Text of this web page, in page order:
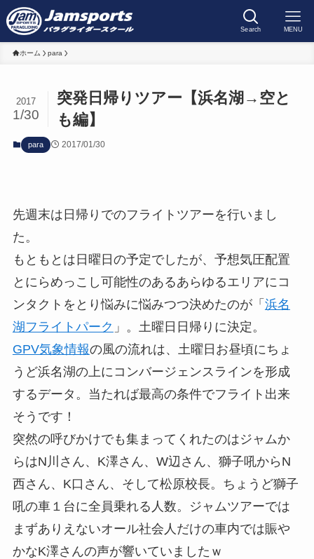
Search MENU
ホーム para
突発日帰りツアー【浜名湖→空と
も編】
2017
1/30
para 2017/01/30
先週末は日帰りでのフライトツアーを行いまし
た。
もともとは日曜日の予定でしたが、予想気圧配置
とにらめっこし可能性のあるあらゆるエリアにコ
ンタクトをとり悩みに悩みつつ決めたのが「 浜名
湖フライトパーク 」。土曜日日帰りに決定。
GPV気象情報の風の流れは、土曜日お昼頃にちょ
うど浜名湖の上にコンバージェンスラインを形成
するデータ。当たれば最高の条件でフライト出来
そうです！
突然の呼びかけでも集まってくれたのはジャムか
らはN川さん、K澤さん、W辺さん、獅子吼からN
西さん、K口さん、そして松原校長。ちょうど獅子
吼の車１台に全員乗れる人数。ジャムツアーでは
まずありえないオール社会人だけの車内では賑や
かなK澤さんの声が響いていましたｗ